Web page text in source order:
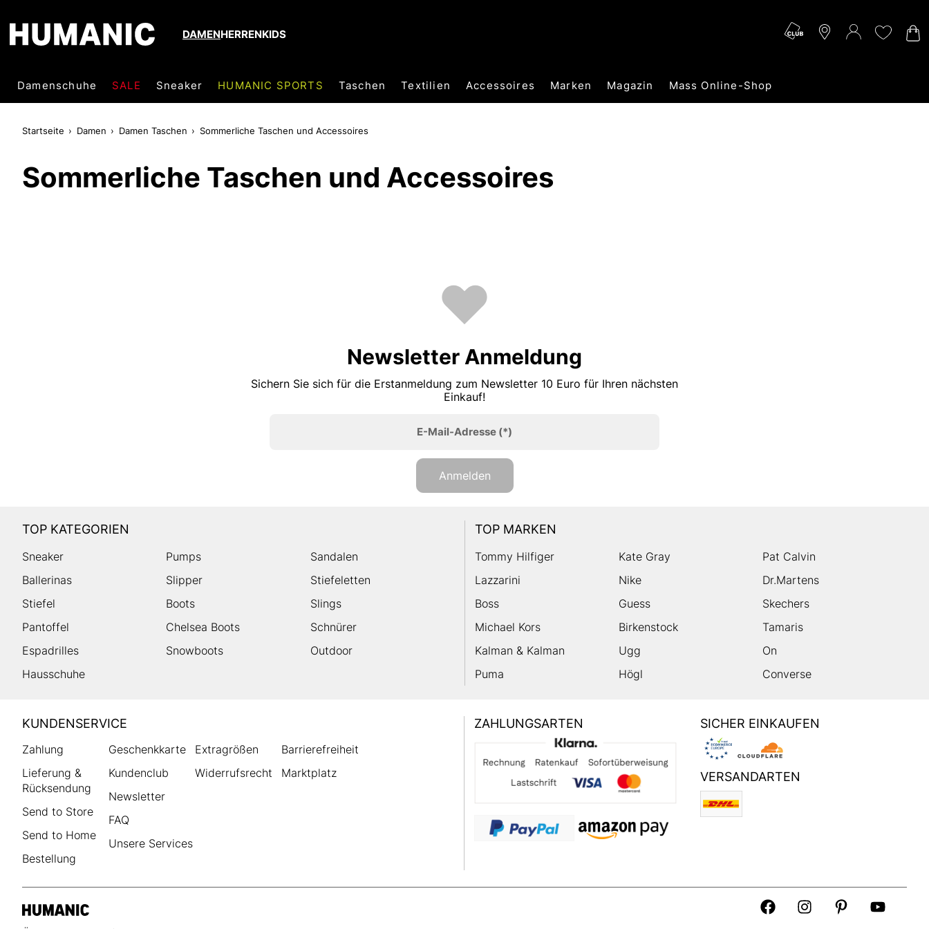
DAMENHERRENKIDS
Damenschuhe SALE Sneaker HUMANIC SPORTS Taschen Textilien Accessoires Marken Magazin Mass Online-Shop
Startseite Damen Damen Taschen Sommerliche Taschen und Accessoires
Sommerliche Taschen und Accessoires
Newsletter Anmeldung
Sichern Sie sich für die Erstanmeldung zum Newsletter 10 Euro für Ihren nächsten
Einkauf!
E-Mail-Adresse(*)
Anmelden
TOP KATEGORIEN
Sneaker Pumps
Sandalen
Ballerinas
Slipper
Stiefeletten
Stiefel
Boots
Slings
Pantoffel
Chelsea Boots
Schnürer
Espadrilles
Snowboots
Outdoor
Hausschuhe
TOP MARKEN
Tommy Hilfiger Kate Gray
Pat Calvin
Lazzarini
Nike
Dr.Martens
Boss
Guess
Skechers
Michael Kors
Birkenstock
Tamaris
Kalman & Kalman
Ugg
On
Puma
Högl Converse
HUMANIC
Footer
KUNDENSERVICE
Zahlung
Lieferung &
Rücksendung
Send to Store
Send to Home
Bestellung
Geschenkkarte
Kundenclub
Newsletter
FAQ
Unsere Services
Extragrößen
Widerrufsrecht
Barrierefreiheit
Marktplatz
ZAHLUNGSARTEN SICHER EINKAUFEN
VERSANDARTEN